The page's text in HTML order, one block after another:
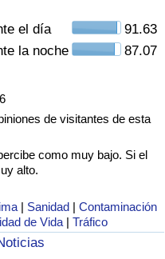
el día
91.63
la noche
87.07
de visitantes de esta
como muy bajo. Si el
alto.
| Sanidad |Contaminación
de Vida |Tráfico